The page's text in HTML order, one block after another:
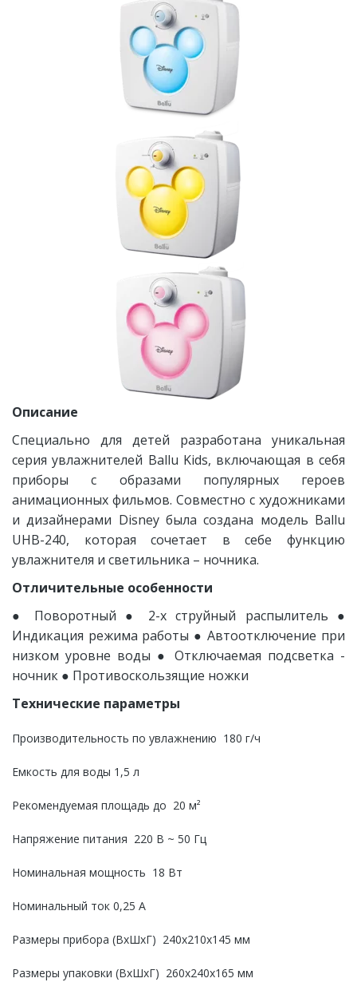
Описание
Специально для детей разработана уникальная
серия увлажнителей Ballu Kids, включающая в себя
приборы с образами популярных героев
анимационных фильмов. Совместно с художниками
и дизайнерами Disney была создана модель Ballu
UHB-240, которая сочетает в себе функцию
увлажнителя и светильника – ночника.
Отличительные особенности
● Поворотный ● 2-х струйный распылитель ●
Индикация режима работы ● Автоотключение при
низком уровне воды ● Отключаемая подсветка -
ночник ● Противоскользящие ножки
Технические параметры
Производительность по увлажнению 180 г/ч
Емкость для воды 1,5 л
Рекомендуемая площадь до 20 м²
Напряжение питания 220 В ~ 50 Гц
Номинальная мощность 18 Вт
Номинальный ток 0,25 A
Размеры прибора (ВхШхГ) 240x210x145 мм
Размеры упаковки (ВхШхГ) 260x240x165 мм